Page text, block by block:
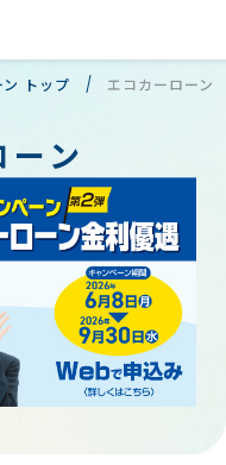
くあるご質問
トップ エコカーローン
ーン